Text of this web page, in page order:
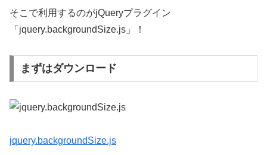
そこで利用するのがjQueryプラグイン
「jquery.backgroundSize.js」！
まずはダウンロード
jquery.backgroundSize.js